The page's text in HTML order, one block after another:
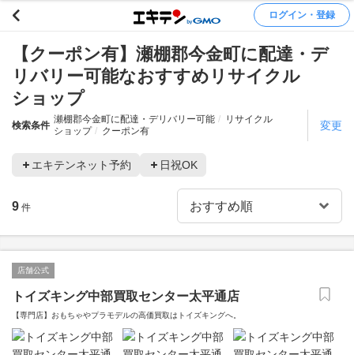
ログイン・登録
【クーポン有】瀬棚郡今金町に配達・デ
リバリー可能なおすすめリサイクル
ショップ
検索条件
瀬棚郡今金町に配達・デリバリー可能
リサイクル
ショップ
クーポン有 変更
エキテンネット予約 日祝OK
9 件
店舗公式
トイズキング中部買取センター太平通店
【専門店】おもちゃやプラモデルの高価買取はトイズキングへ。‎